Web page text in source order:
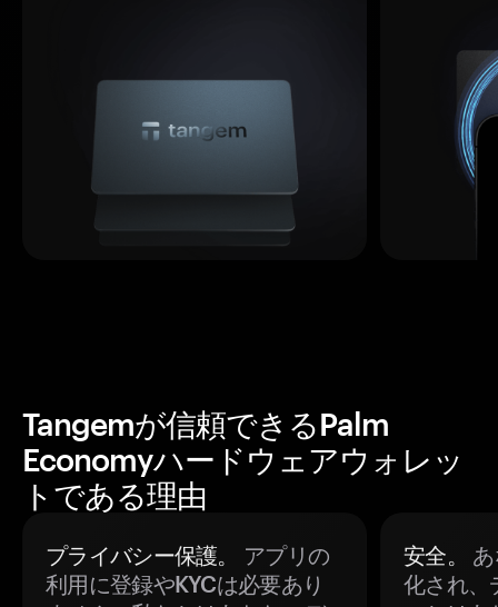
Tangemが信頼できるPalm
Economyハードウェアウォレッ
トである理由
プライバシー保護。
アプリの
利用に登録やKYCは必要あり
安全。
化され、